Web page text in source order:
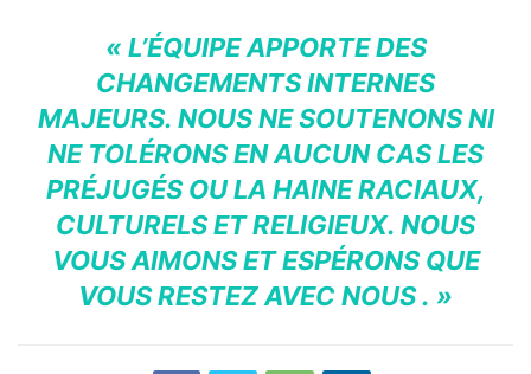
« L’ÉQUIPE APPORTE DES
CHANGEMENTS INTERNES
MAJEURS. NOUS NE SOUTENONS NI
NE TOLÉRONS EN AUCUN CAS LES
PRÉJUGÉS OU LA HAINE RACIAUX,
CULTURELS ET RELIGIEUX. NOUS
VOUS AIMONS ET ESPÉRONS QUE
VOUS RESTEZ AVEC NOUS . »